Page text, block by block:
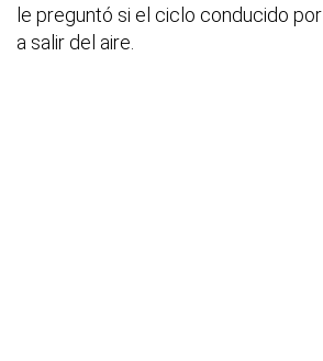
le preguntó si el ciclo conducido por
a salir del aire.